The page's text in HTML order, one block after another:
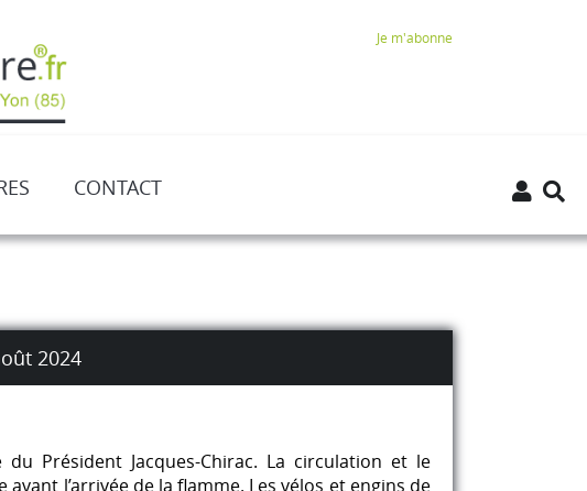
Je m'abonne
CONTACT
2024
Président Jacques-Chirac. La circulation et le
l’arrivée de la flamme. Les vélos et engins de